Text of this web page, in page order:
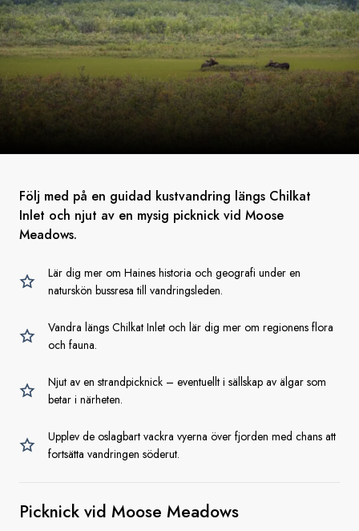
Följ med på en guidad kustvandring längs Chilkat
Inlet och njut av en mysig picknick vid Moose
Meadows.
Lär dig mer om Haines historia och geografi under en
naturskön bussresa till vandringsleden.
Vandra längs Chilkat Inlet och lär dig mer om regionens flora
och fauna.
Njut av en strandpicknick – eventuellt i sällskap av älgar som
betar i närheten.
Upplev de oslagbart vackra vyerna över fjorden med chans att
fortsätta vandringen söderut.
Picknick vid Moose Meadows